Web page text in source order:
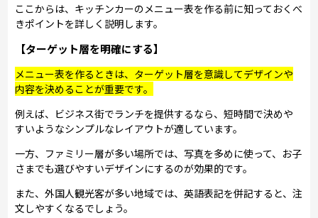
ここからは、キッチンカーのメニュー表を作る前に知っておくべ
きポイントを詳しく説明します。
【ターゲット層を明確にする】
メニュー表を作るときは、ターゲット層を意識してデザインや
内容を決めることが重要です。
例えば、ビジネス街でランチを提供するなら、短時間で決めや
すいようなシンプルなレイアウトが適しています。
一方、ファミリー層が多い場所では、写真を多めに使って、お子
さまでも選びやすいデザインにするのが効果的です。
また、外国人観光客が多い地域では、英語表記を併記すると、注
文しやすくなるでしょう。